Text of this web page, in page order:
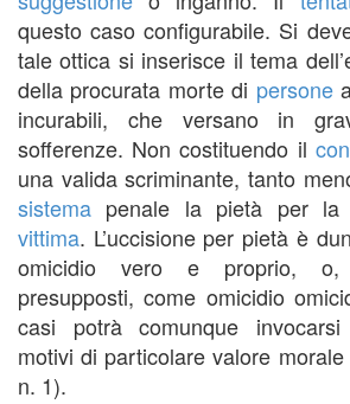
questo caso configurabile. Si
tale ottica si inserisce il tema
della procurata morte di persone
incurabili, che versano in
sofferenze. Non costituendo il
una valida scriminante, tanto
sistema penale la pietà per la
vittima. L’uccisione per pietà è
omicidio vero e proprio, o,
presupposti, come omicidio
casi potrà comunque invocarsi
motivi di particolare valore
n. 1).